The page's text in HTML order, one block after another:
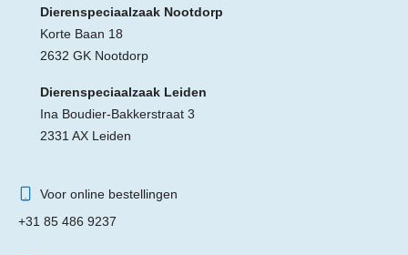
Dierenspeciaalzaak Nootdorp
Korte Baan 18
2632 GK Nootdorp
Dierenspeciaalzaak Leiden
Ina Boudier-Bakkerstraat 3
2331 AX Leiden
Voor online bestellingen
+31 85 486 9237